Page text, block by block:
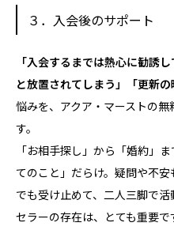
３．入会後のサポート
「入会するまでは熱心に勧誘
と放置されてしまう」「更新の
悩みを、アクア・マーストの
す。
「お相手探し」から「婚約」
てのこと」だらけ。疑問や不
でも受け止めて、二人三脚で
セラーの存在は、とても重要で